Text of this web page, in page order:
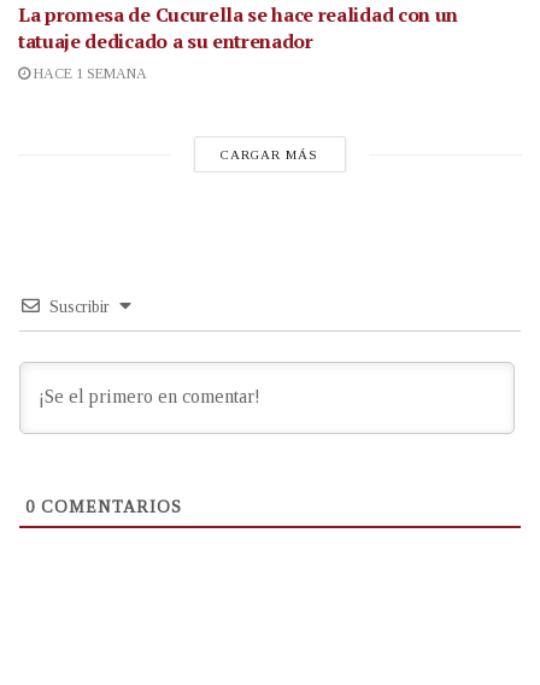
La promesa de Cucurella se hace realidad con un
tatuaje dedicado a su entrenador
HACE 1 SEMANA
CARGAR MÁS
Suscribir
0 COMENTARIOS